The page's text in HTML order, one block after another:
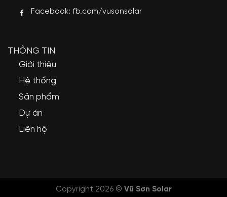
Facebook: fb.com/vusonsolar
THÔNG TIN
Giới thiệu
Hệ thống
Sản phẩm
Dự án
Liên hệ
Copyright 2026 © Vũ Sơn Solar